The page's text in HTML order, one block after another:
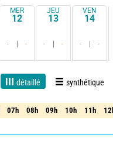
MER
12
- -
JEU
13
- -
VEN
14
- -
détaillé synthétique
Fiabilité 85%
07h 08h 09h 10h 11h
07h 08h 09h 10h 11h